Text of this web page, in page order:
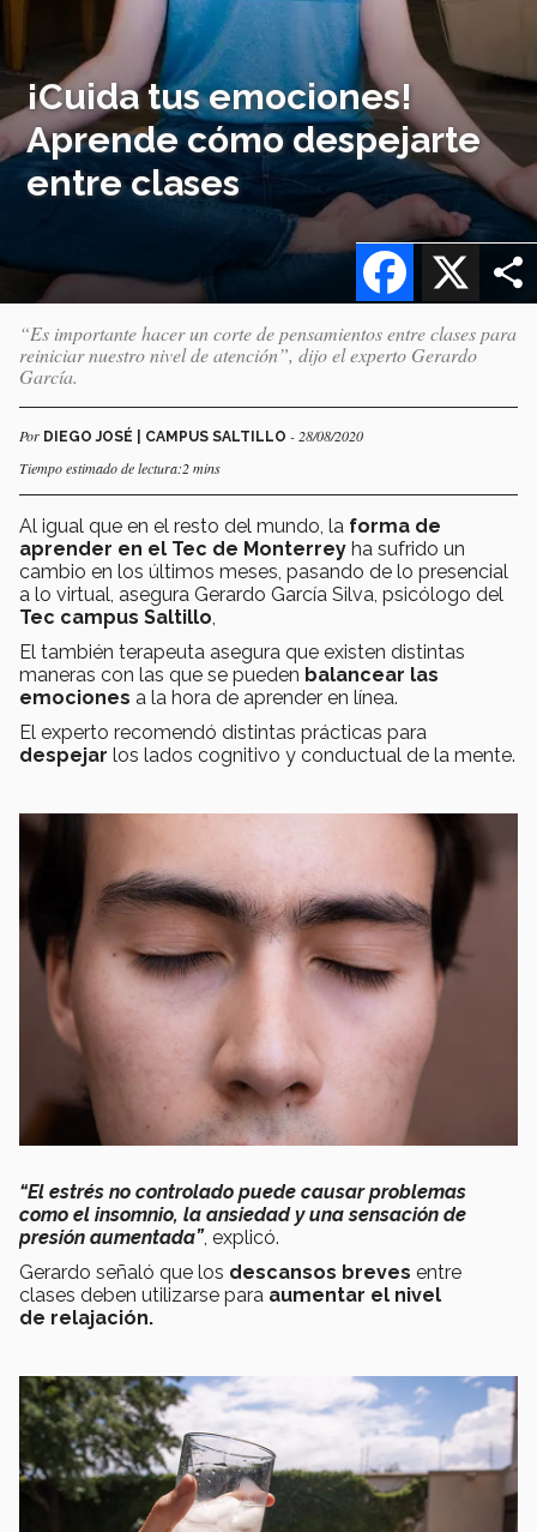
¡Cuida tus emociones!
Aprende cómo despejarte
entre clases
X
Facebook
“Es importante hacer un corte de pensamientos entre clases para
reiniciar nuestro nivel de atención”, dijo el experto Gerardo
García.
Por DIEGO JOSÉ | CAMPUS SALTILLO - 28/08/2020
Tiempo estimado de lectura:2 mins
Al igual que en el resto del mundo, la forma de
aprender en el Tec de Monterrey ha sufrido un
cambio en los últimos meses, pasando de lo presencial
a lo virtual, asegura Gerardo García Silva, psicólogo del
Tec campus Saltillo
El también terapeuta asegura que existen distintas
maneras con las que se pueden balancear las
emociones a la hora de aprender en línea.
El experto recomendó distintas prácticas para
despejar los lados cognitivo y conductual de la mente.
“El estrés no controlado puede causar problemas
como el insomnio, la ansiedad y una sensación de
presión aumentada”, explicó.
Gerardo señaló que los descansos breves entre
clases deben utilizarse para aumentar el nivel
de relajación.